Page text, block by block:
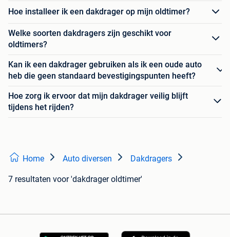
Hoe installeer ik een dakdrager op mijn oldtimer?
Welke soorten dakdragers zijn geschikt voor
oldtimers?
Kan ik een dakdrager gebruiken als ik een oude auto
heb die geen standaard bevestigingspunten heeft?
Hoe zorg ik ervoor dat mijn dakdrager veilig blijft
tijdens het rijden?
Home Auto diversen Dakdragers
7 resultaten voor 'dakdrager oldtimer'